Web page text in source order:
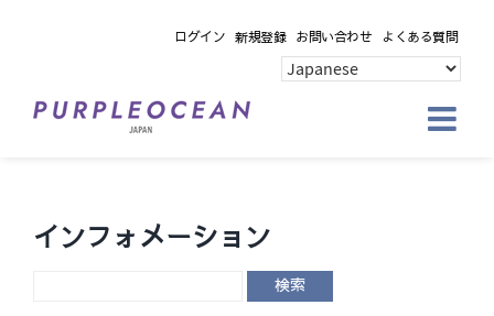
ログイン 新規登録 お問い合わせ よくある質問
インフォメーション
検索